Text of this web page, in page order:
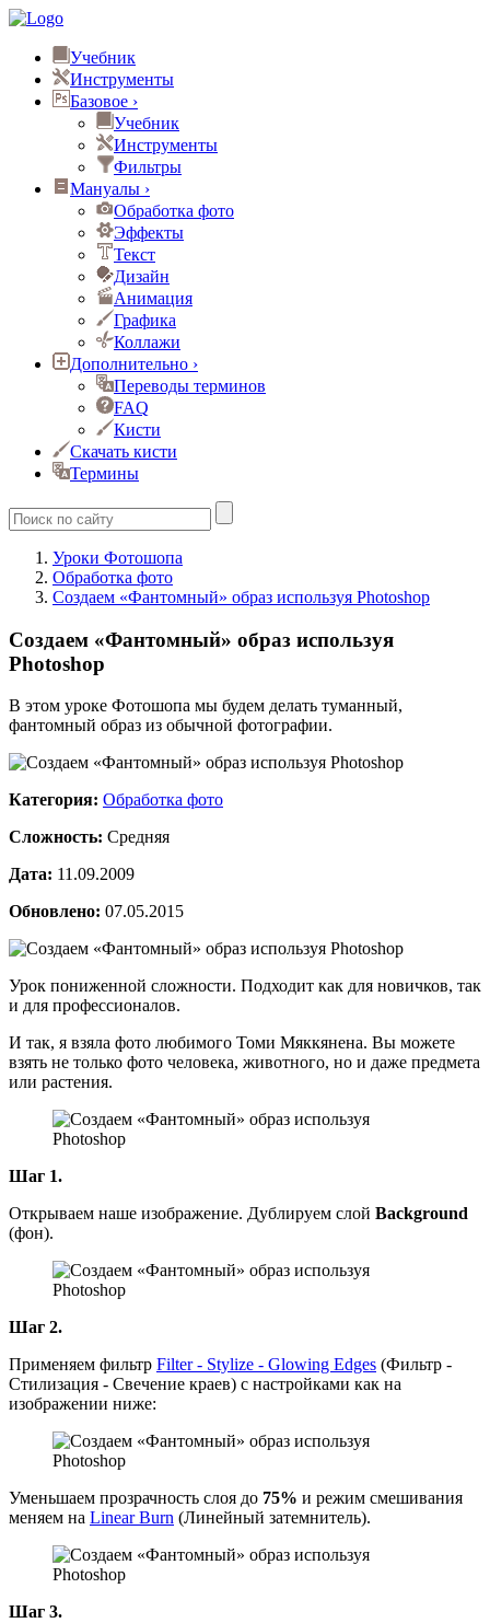
Учебник
Инструменты
Базовое ›
Учебник
Инструменты
Фильтры
Мануалы ›
Обработка фото
Эффекты
Текст
Дизайн
Анимация
Графика
Коллажи
Дополнительно ›
Переводы терминов
FAQ
Кисти
Скачать кисти
Термины
Уроки Фотошопа
Обработка фото
Создаем «Фантомный» образ используя Photoshop
Создаем «Фантомный» образ используя
Photoshop
В этом уроке Фотошопа мы будем делать туманный,
фантомный образ из обычной фотографии.
Категория: Обработка фото
Сложность: Средняя
Дата: 11.09.2009
Обновлено: 07.05.2015
Урок пониженной сложности. Подходит как для новичков, так
и для профессионалов.
И так, я взяла фото любимого Томи Мяккянена. Вы можете
взять не только фото человека, животного, но и даже предмета
или растения.
Шаг 1.
Открываем наше изображение. Дублируем слой Background
(фон).
Шаг 2.
Применяем фильтр Filter - Stylize - Glowing Edges (Фильтр -
Стилизация - Свечение краев) с настройками как на
изображении ниже:
Уменьшаем прозрачность слоя до 75% и режим смешивания
меняем на Linear Burn (Линейный затемнитель).
Шаг 3.